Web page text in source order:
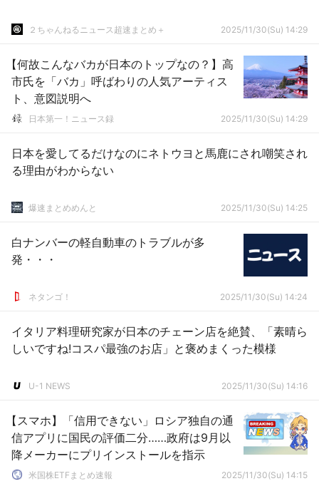
２ちゃんねるニュース超速まとめ＋ 2025/11/30(Su) 14:29
【何故こんなバカが日本のトップなの？】高
市氏を「バカ」呼ばわりの人気アーティス
ト、意図説明へ
日本第一！ニュース録 2025/11/30(Su) 14:29
日本を愛してるだけなのにネトウヨと馬鹿にされ嘲笑され
る理由がわからない
爆速まとめめんと 2025/11/30(Su) 14:25
白ナンバーの軽自動車のトラブルが多
発・・・
ネタンゴ！ 2025/11/30(Su) 14:24
イタリア料理研究家が日本のチェーン店を絶賛、「素晴ら
しいですね!コスパ最強のお店」と褒めまくった模様
U-1 NEWS 2025/11/30(Su) 14:16
【スマホ】「信用できない」ロシア独自の通
信アプリに国民の評価二分……政府は9月以
降メーカーにプリインストールを指示
米国株ETFまとめ速報 2025/11/30(Su) 14:15